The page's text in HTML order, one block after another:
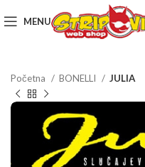
MENU
Početna BONELLI JULIA